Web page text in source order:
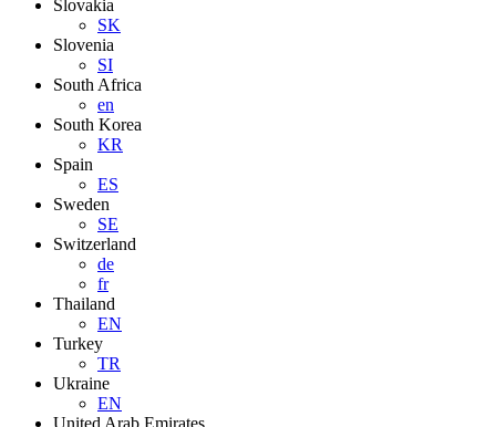
Slovakia
SK
Slovenia
SI
South Africa
en
South Korea
KR
Spain
ES
Sweden
SE
Switzerland
de
fr
Thailand
EN
Turkey
TR
Ukraine
EN
United Arab Emirates